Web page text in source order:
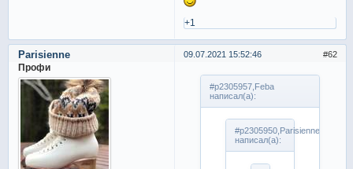
+1
62
09.07.2021 15:52:46
Parisienne
Профи
#p2305957,Feba
написал(а):
#p2305950,Parisienne
написал(а):